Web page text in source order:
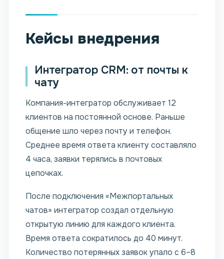
Кейсы внедрения
Интегратор CRM: от почты к
чату
Компания-интегратор обслуживает 12
клиентов на постоянной основе. Раньше
общение шло через почту и телефон.
Среднее время ответа клиенту составляло
4 часа, заявки терялись в почтовых
цепочках.
После подключения «Межпортальных
чатов» интегратор создал отдельную
открытую линию для каждого клиента.
Время ответа сократилось до 40 минут.
Количество потерянных заявок упало с 6–8